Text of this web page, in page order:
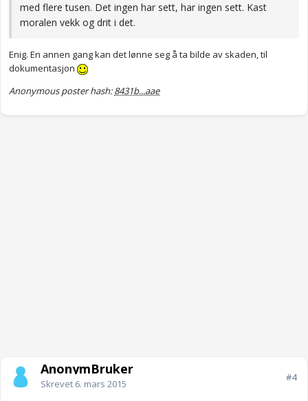
med flere tusen. Det ingen har sett, har ingen sett. Kast
moralen vekk og drit i det.
Enig. En annen gang kan det lønne seg å ta bilde av skaden, til
dokumentasjon
Anonymous poster hash:8431b...aae
AnonymBruker
Skrevet 6. mars 2015
#4